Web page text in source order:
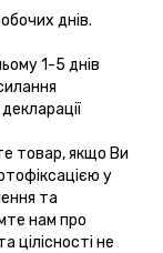
днів.
1-5 днів
товар, якщо Ви
у
та
нам про
цілісності не